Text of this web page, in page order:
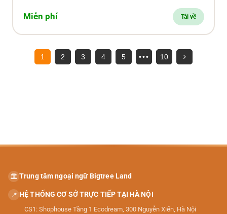
Miễn phí Tải về
1 2 3 4 5 ••• 10
🏛️ Trung tâm ngoại ngữ Bigtree Land
📍 HỆ THỐNG CƠ SỞ TRỰC TIẾP TẠI HÀ NỘI
CS1: Shophouse Tầng 1 Ecodream, 300 Nguyễn Xiển, Hà Nội